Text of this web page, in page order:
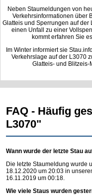
Neben Staumeldungen von
Verkehrsinformationen über
Glatteis und Sperrungen auf der
einen Unfall zu einer
kommt erfahren Sie
Im Winter informiert sie
Verkehrslage auf der L3070
Glatteis- und Blitzeis-
FAQ - Häufig
L3070"
Wann wurde der letzte Stau
Die letzte Staumeldung wurde
18.12.2020 um 20:03 in
16.11.2019 um 00:18.
Wie viele Staus wurden